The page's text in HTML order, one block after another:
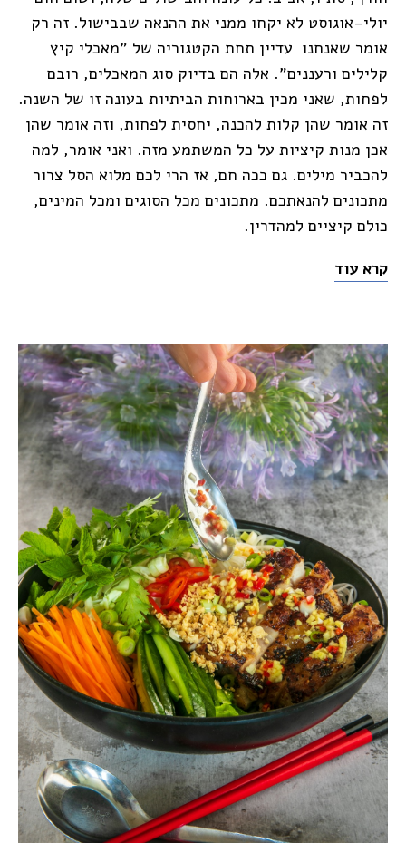
יולי-אוגוסט לא יקחו ממני את ההנאה שבבישול. זה רק
אומר שאנחנו עדיין תחת הקטגוריה של "מאכלי קיץ
קלילים ורעננים". אלה הם בדיוק סוג המאכלים, רובם
לפחות, שאני מכין בארוחות הביתיות בעונה זו של השנה.
זה אומר שהן קלות להכנה, יחסית לפחות, וזה אומר שהן
אכן מנות קיציות על כל המשתמע מזה. ואני אומר, למה
להכביר מילים. גם ככה חם, אז הרי לכם מלוא הסל צרור
מתכונים להנאתכם. מתכונים מכל הסוגים ומכל המינים,
כולם קיציים למהדרין.
קרא עוד